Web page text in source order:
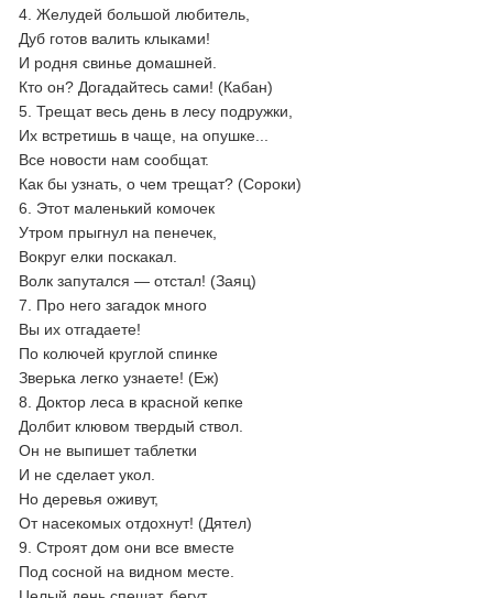
4. Желудей большой любитель,
Дуб готов валить клыками!
И родня свинье домашней.
Кто он? Догадайтесь сами! (Кабан)
5. Трещат весь день в лесу подружки,
Их встретишь в чаще, на опушке...
Все новости нам сообщат.
Как бы узнать, о чем трещат? (Сороки)
6. Этот маленький комочек
Утром прыгнул на пенечек,
Вокруг елки поскакал.
Волк запутался — отстал! (Заяц)
7. Про него загадок много
Вы их отгадаете!
По колючей круглой спинке
Зверька легко узнаете! (Еж)
8. Доктор леса в красной кепке
Долбит клювом твердый ствол.
Он не выпишет таблетки
И не сделает укол.
Но деревья оживут,
От насекомых отдохнут! (Дятел)
9. Строят дом они все вместе
Под сосной на видном месте.